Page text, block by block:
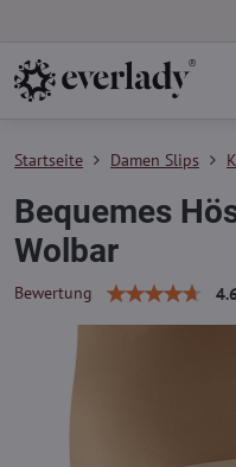
Startseite Damen Slips
Bequemes
Wolbar
Bewertung